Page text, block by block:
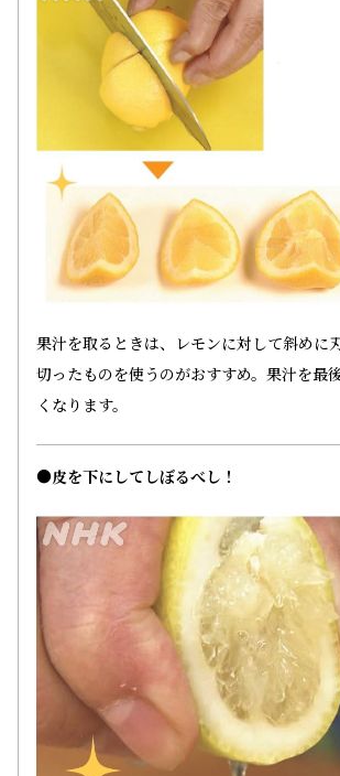
果汁を取るときは、レモンに対して斜めに
切ったものを使うのがおすすめ。果汁を最
くなります。
●皮を下にしてしぼるべし！